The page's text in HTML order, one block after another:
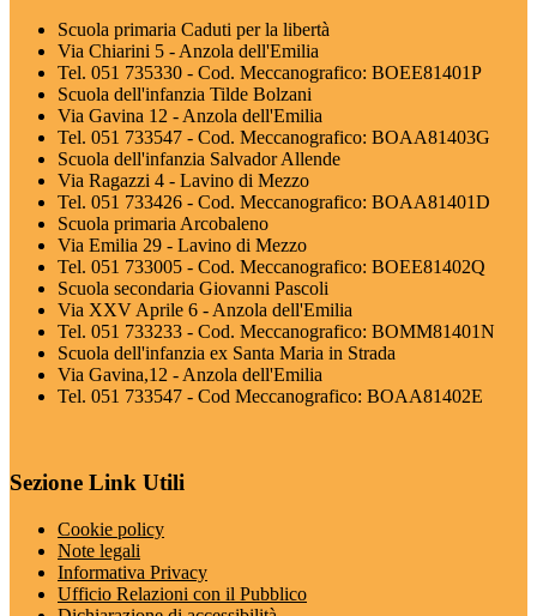
Scuola primaria Caduti per la libertà
Via Chiarini 5 - Anzola dell'Emilia
Tel. 051 735330 - Cod. Meccanografico: BOEE81401P
Scuola dell'infanzia Tilde Bolzani
Via Gavina 12 - Anzola dell'Emilia
Tel. 051 733547 - Cod. Meccanografico: BOAA81403G
Scuola dell'infanzia Salvador Allende
Via Ragazzi 4 - Lavino di Mezzo
Tel. 051 733426 - Cod. Meccanografico: BOAA81401D
Scuola primaria Arcobaleno
Via Emilia 29 - Lavino di Mezzo
Tel. 051 733005 - Cod. Meccanografico: BOEE81402Q
Scuola secondaria Giovanni Pascoli
Via XXV Aprile 6 - Anzola dell'Emilia
Tel. 051 733233 - Cod. Meccanografico: BOMM81401N
Scuola dell'infanzia ex Santa Maria in Strada
Via Gavina,12 - Anzola dell'Emilia
Tel. 051 733547 - Cod Meccanografico: BOAA81402E
Sezione Link Utili
Cookie policy
Note legali
Informativa Privacy
Ufficio Relazioni con il Pubblico